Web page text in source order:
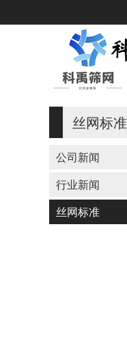
丝网标准
公司新闻
行业新闻
丝网标准